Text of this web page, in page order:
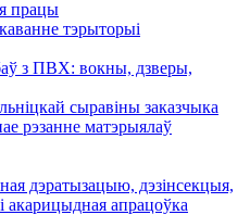
працы
тэрыторыі
з ПВХ: вокны, дзверы,
сыравіны заказчыка
рэзанне матэрыялаў
дэратызацыю, дэзiнсекцыя,
акарицыдная апрацоўка